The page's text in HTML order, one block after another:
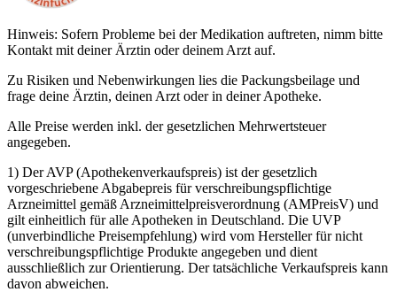
Hinweis: Sofern Probleme bei der Medikation auftreten, nimm bitte
Kontakt mit deiner Ärztin oder deinem Arzt auf.
Zu Risiken und Nebenwirkungen lies die Packungsbeilage und
frage deine Ärztin, deinen Arzt oder in deiner Apotheke.
Alle Preise werden inkl. der gesetzlichen Mehrwertsteuer
angegeben.
1) Der AVP (Apothekenverkaufspreis) ist der gesetzlich
vorgeschriebene Abgabepreis für verschreibungspflichtige
Arzneimittel gemäß Arzneimittelpreisverordnung (AMPreisV) und
gilt einheitlich für alle Apotheken in Deutschland. Die UVP
(unverbindliche Preisempfehlung) wird vom Hersteller für nicht
verschreibungspflichtige Produkte angegeben und dient
ausschließlich zur Orientierung. Der tatsächliche Verkaufspreis kann
davon abweichen.